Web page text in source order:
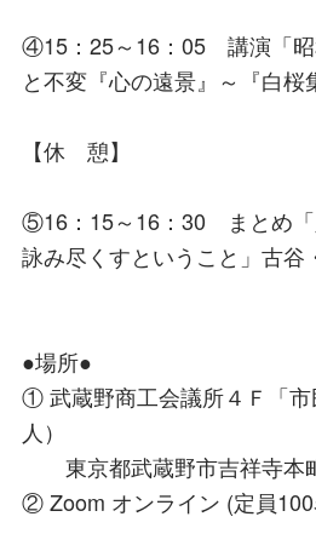
④15：25～16：05 講演「昭
と不変『心の遠景』～『白桜
【休 憩】
⑤16：15～16：30 まとめ「
詠み尽くすということ」古谷
●場所●
① 武蔵野商工会議所４Ｆ「
人）
東京都武蔵野市吉祥寺本
② Zoom オンライン (定員